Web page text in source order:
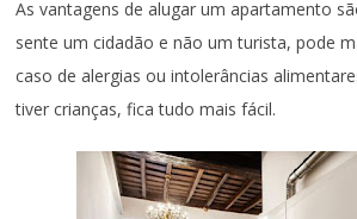
As vantagens de alugar um apartamento
sente um cidadão e não um turista, pode
caso de alergias ou intolerâncias
tiver crianças, fica tudo mais fácil.